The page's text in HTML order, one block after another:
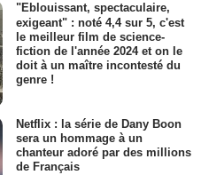
"Eblouissant, spectaculaire,
exigeant" : noté 4,4 sur 5, c'est
le meilleur film de science-
fiction de l'année 2024 et on le
doit à un maître incontesté du
genre !
Netflix : la série de Dany Boon
sera un hommage à un
chanteur adoré par des millions
de Français